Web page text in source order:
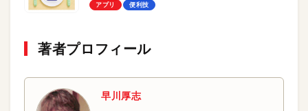
アプリ 便利技
著者プロフィール
早川厚志